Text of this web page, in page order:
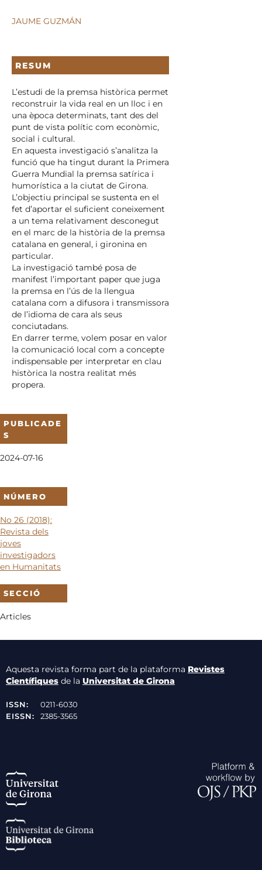
JAUME GUZMÁN
RESUM
L’estudi de la premsa històrica permet
reconstruir la vida real en un lloc i en
una època determinats, tant des del
punt de vista polític com econòmic,
social i cultural.
En aquesta investigació s’analitza la
funció que ha tingut durant la Primera
Guerra Mundial la premsa satírica i
humorística a la ciutat de Girona.
L’objectiu principal se sustenta en el
fet d’aportar el suficient coneixement
a un tema relativament desconegut
en el marc de la història de la premsa
catalana en general, i gironina en
particular.
La investigació també posa de
manifest l’important paper que juga
la premsa en l’ús de la llengua
catalana com a difusora i transmissora
de l’idioma de cara als seus
conciutadans.
En darrer terme, volem posar en valor
la comunicació local com a concepte
indispensable per interpretar en clau
històrica la nostra realitat més
propera.
PUBLICADE
S
2024-07-16
NÚMERO
No 26 (2018):
Revista dels
joves
investigadors
en Humanitats
SECCIÓ
Articles
Aquesta revista forma part de la plataforma Revistes
Científiquesde la Universitat de Girona
ISSN:
0211-6030
EISSN:
2385-3565